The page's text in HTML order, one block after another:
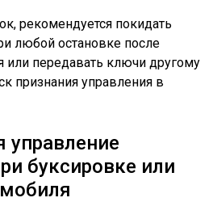
рекомендуется покидать
любой остановке после
или передавать ключи другому
признания управления в
управление
буксировке или